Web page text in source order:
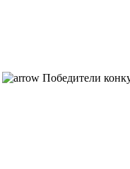
Победители